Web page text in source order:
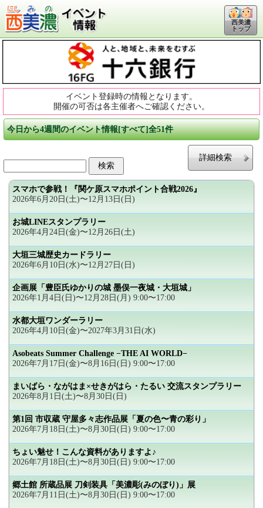
西美濃
トップ
イベント登録時の情報となります。
開催の可否は各主催者へご確認ください。
今日から4週間のイベント情報[すべて]全51件
詳細検索
スマホで参戦！『関ケ原スマホポイント合戦2026』
2026年6月20日(土)〜12月13日(日)
お城LINEスタンプラリー
2026年4月24日(金)〜12月26日(土)
大垣三城歴史カードラリー
2026年6月10日(水)〜12月27日(日)
企画展「豊臣氏ゆかりの城 墨俣一夜城・大垣城」
2026年1月4日(日)〜12月28日(月) 9:00〜17:00
水都大垣ワンダーラリー
2026年4月10日(金)〜2027年3月31日(水)
Asobeats Summer Challenge −THE AI WORLD−
2026年7月17日(金)〜8月16日(日) 9:00〜17:00
まいばら・ながはま×せきがはら・たるい 交流スタンプラリー
2026年8月1日(土)〜8月30日(日)
第1回 市収蔵 守屋多々志作品展「夏の色〜青の彩り」
2026年7月18日(土)〜8月30日(日) 9:00〜17:00
ちょい魅せ！こんな資料がありますよ♪
2026年7月18日(土)〜8月30日(日) 9:00〜17:00
郷土館 所蔵品展 刀剣装具「美濃彫(みのぼり)」展
2026年7月11日(土)〜8月30日(日) 9:00〜17:00